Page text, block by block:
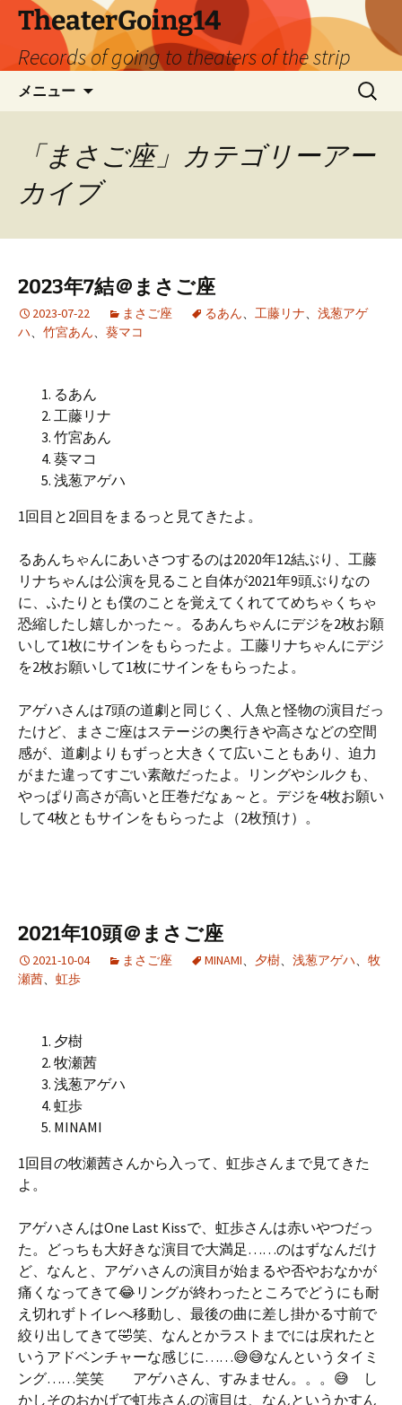
TheaterGoing14
Records of going to theaters of the strip
メニュー
ン
ツ
へ
プ
検
索:
「まさご座」カテゴリーアー
カイブ
2023年7結＠まさご座
2023-07-22 まさご座 るあん、 工藤リナ、 浅葱アゲ
ハ、 竹宮あん、 葵マコ
るあん
工藤リナ
竹宮あん
葵マコ
浅葱アゲハ
1回目と2回目をまるっと見てきたよ。
るあんちゃんにあいさつするのは2020年12結ぶり、工藤
リナちゃんは公演を見ること自体が2021年9頭ぶりなの
に、ふたりとも僕のことを覚えてくれててめちゃくちゃ
恐縮したし嬉しかった～。るあんちゃんにデジを2枚お願
いして1枚にサインをもらったよ。工藤リナちゃんにデジ
を2枚お願いして1枚にサインをもらったよ。
アゲハさんは7頭の道劇と同じく、人魚と怪物の演目だっ
たけど、まさご座はステージの奥行きや高さなどの空間
感が、道劇よりもずっと大きくて広いこともあり、迫力
がまた違ってすごい素敵だったよ。リングやシルクも、
やっぱり高さが高いと圧巻だなぁ～と。デジを4枚お願い
して4枚ともサインをもらったよ（2枚預け）。
2021年10頭＠まさご座
2021-10-04 まさご座 MINAMI、 夕樹、 浅葱アゲハ、 牧
瀬茜、 虹歩
夕樹
牧瀬茜
浅葱アゲハ
虹歩
MINAMI
1回目の牧瀬茜さんから入って、虹歩さんまで見てきた
よ。
アゲハさんはOne Last Kissで、虹歩さんは赤いやつだっ
た。どっちも大好きな演目で大満足……のはずなんだけ
ど、なんと、アゲハさんの演目が始まるや否やおなかが
痛くなってきて😂リングが終わったところでどうにも耐
え切れずトイレへ移動し、最後の曲に差し掛かる寸前で
絞り出してきて🤣笑、なんとかラストまでには戻れたと
いうアドベンチャーな感じに……😅😅なんというタイミ
ング……笑笑 アゲハさん、すみません。。。😅 し
かしそのおかげで虹歩さんの演目は、なんというかすん